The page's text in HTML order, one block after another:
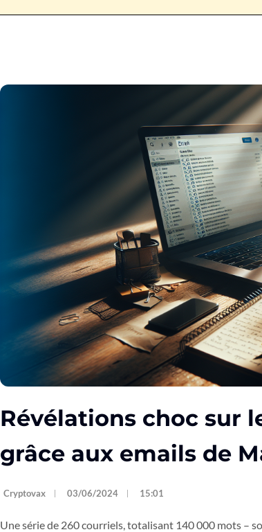
Révélations choc sur
grâce aux emails de
Cryptovax 03/06/2024 15:01
Une série de 260 courriels, totalisant 140 000 mots –